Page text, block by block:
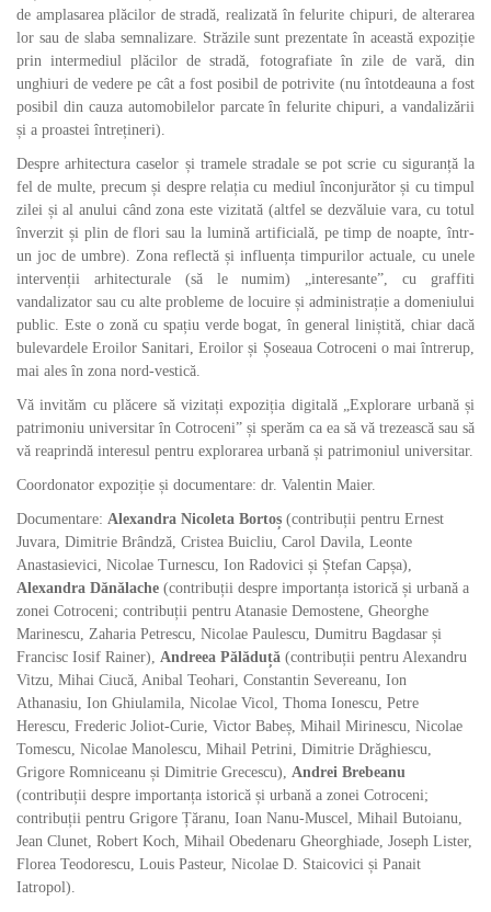
de amplasarea plăcilor de stradă, realizată în felurite chipuri, de alterarea
lor sau de slaba semnalizare. Străzile sunt prezentate în această expoziție
prin intermediul plăcilor de stradă, fotografiate în zile de vară, din
unghiuri de vedere pe cât a fost posibil de potrivite (nu întotdeauna a fost
posibil din cauza automobilelor parcate în felurite chipuri, a vandalizării
și a proastei întrețineri).
Despre arhitectura caselor și tramele stradale se pot scrie cu siguranță la
fel de multe, precum și despre relația cu mediul înconjurător și cu timpul
zilei și al anului când zona este vizitată (altfel se dezvăluie vara, cu totul
înverzit și plin de flori sau la lumină artificială, pe timp de noapte, într-
un joc de umbre). Zona reflectă și influența timpurilor actuale, cu unele
intervenții arhitecturale (să le numim) „interesante”, cu graffiti
vandalizator sau cu alte probleme de locuire și administrație a domeniului
public. Este o zonă cu spațiu verde bogat, în general liniștită, chiar dacă
bulevardele Eroilor Sanitari, Eroilor și Șoseaua Cotroceni o mai întrerup,
mai ales în zona nord-vestică.
Vă invităm cu plăcere să vizitați expoziția digitală „Explorare urbană și
patrimoniu universitar în Cotroceni” și sperăm ca ea să vă trezească sau să
vă reaprindă interesul pentru explorarea urbană și patrimoniul universitar.
Coordonator expoziție și documentare: dr. Valentin Maier.
Documentare: Alexandra Nicoleta Bortoș (contribuții pentru Ernest
Juvara, Dimitrie Brândză, Cristea Buicliu, Carol Davila, Leonte
Anastasievici, Nicolae Turnescu, Ion Radovici și Ștefan Capșa),
Alexandra Dănălache (contribuții despre importanța istorică și urbană a
zonei Cotroceni; contribuții pentru Atanasie Demostene, Gheorghe
Marinescu, Zaharia Petrescu, Nicolae Paulescu, Dumitru Bagdasar și
Francisc Iosif Rainer), Andreea Pălăduță (contribuții pentru Alexandru
Vitzu, Mihai Ciucă, Anibal Teohari, Constantin Severeanu, Ion
Athanasiu, Ion Ghiulamila, Nicolae Vicol, Thoma Ionescu, Petre
Herescu, Frederic Joliot-Curie, Victor Babeș, Mihail Mirinescu, Nicolae
Tomescu, Nicolae Manolescu, Mihail Petrini, Dimitrie Drăghiescu,
Grigore Romniceanu și Dimitrie Grecescu), Andrei Brebeanu
(contribuții despre importanța istorică și urbană a zonei Cotroceni;
contribuții pentru Grigore Țăranu, Ioan Nanu-Muscel, Mihail Butoianu,
Jean Clunet, Robert Koch, Mihail Obedenaru Gheorghiade, Joseph Lister,
Florea Teodorescu, Louis Pasteur, Nicolae D. Staicovici și Panait
Iatropol).